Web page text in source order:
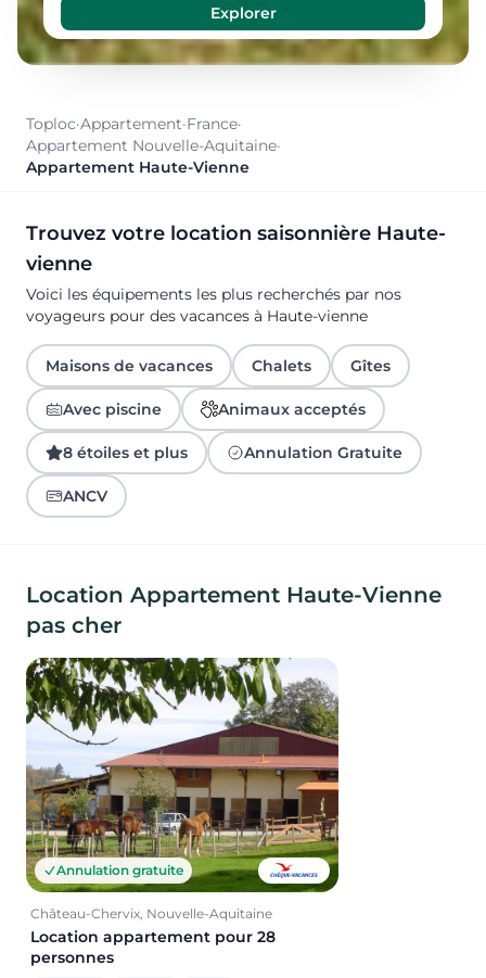
Toploc·Appartement·France·
Appartement Nouvelle-Aquitaine·
Appartement Haute-Vienne
Trouvez votre location saisonnière Haute-
vienne
Voici les équipements les plus recherchés par nos
voyageurs pour des vacances à Haute-vienne
Maisons de vacances Chalets Gîtes
Avec piscine Animaux acceptés
8 étoiles et plus Annulation Gratuite
ANCV
Location Appartement Haute-Vienne
pas cher
Annulation gratuite
Château-Chervix, Nouvelle-Aquitaine
Location appartement pour 28
personnes